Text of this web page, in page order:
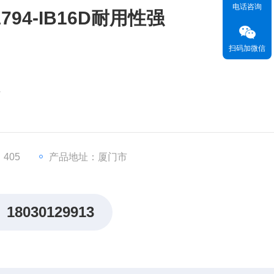
IB16D耐用性强
业标准）。
成于罗克韦尔FLEX I/O系统
405 产品地址：厦门市
18030129913
电话咨询
扫码加微信